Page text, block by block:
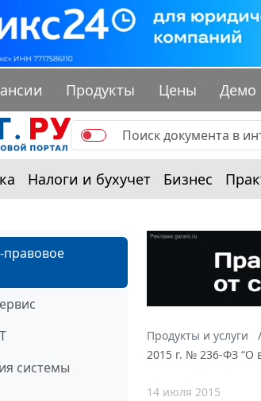
Продукты Цены Демо
Налоги и бухучет Бизнес
системы
Продукты и услуги
2015 г. № 236-ФЗ “О
14 июля 2015